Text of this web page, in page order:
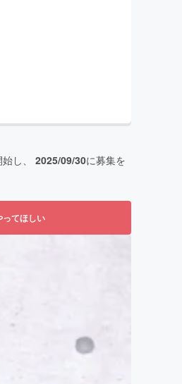
し、 2025/09/30に募集を
ってほしい